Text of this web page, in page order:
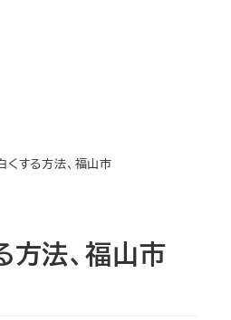
くする方法、福山市
方法、福山市